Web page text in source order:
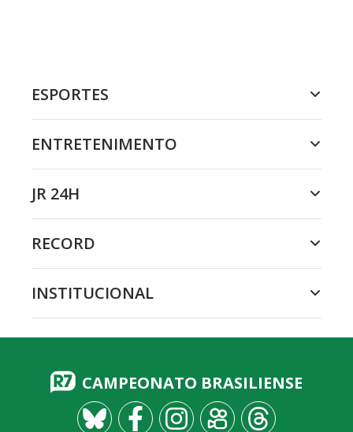
ESPORTES
ENTRETENIMENTO
JR 24H
RECORD
INSTITUCIONAL
CAMPEONATO BRASILIENSE